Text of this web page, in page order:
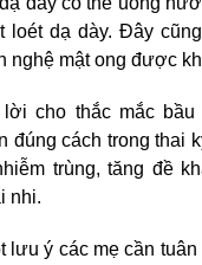
loét dạ dày. Đây
nghệ mật ong được
lời cho thắc mắc
đúng cách trong thai
trùng, tăng đề
nhi.
lưu ý các mẹ cần